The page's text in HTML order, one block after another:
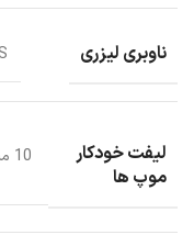
ناوبری لیزری
لیفت خودکار
موپ ها